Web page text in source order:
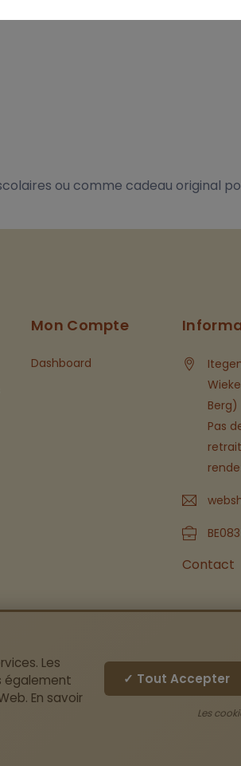
ou comme cadeau original
Mon Compte
Dashboard
Berg)
Pas
Contact
Les
également
En savoir
✓ Tout Accepter
Les